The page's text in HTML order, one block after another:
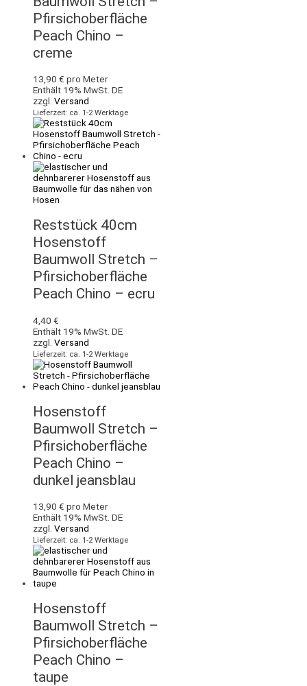
Pfirsichoberfläche
Peach Chino –
creme
13,90 € pro Meter
Enthält 19% MwSt. DE
zzgl. Versand
Lieferzeit: ca. 1-2 Werktage
Reststück 40cm
Hosenstoff
Baumwoll Stretch –
Pfirsichoberfläche
Peach Chino – ecru
4,40 €
Enthält 19% MwSt. DE
zzgl. Versand
Lieferzeit: ca. 1-2 Werktage
Hosenstoff
Baumwoll Stretch –
Pfirsichoberfläche
Peach Chino –
dunkel jeansblau
13,90 € pro Meter
Enthält 19% MwSt. DE
zzgl. Versand
Lieferzeit: ca. 1-2 Werktage
Hosenstoff
Baumwoll Stretch –
Pfirsichoberfläche
Peach Chino –
taupe